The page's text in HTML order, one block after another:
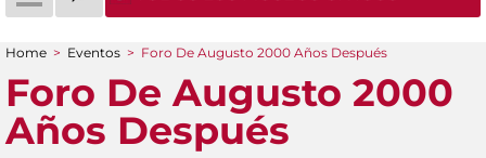
You are here
Home > Eventos > Foro De Augusto 2000 Años Después
Foro De Augusto 2000
Años Después